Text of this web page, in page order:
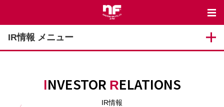
INVESTOR RELATIONS
IR情報
IR情報 メニュー